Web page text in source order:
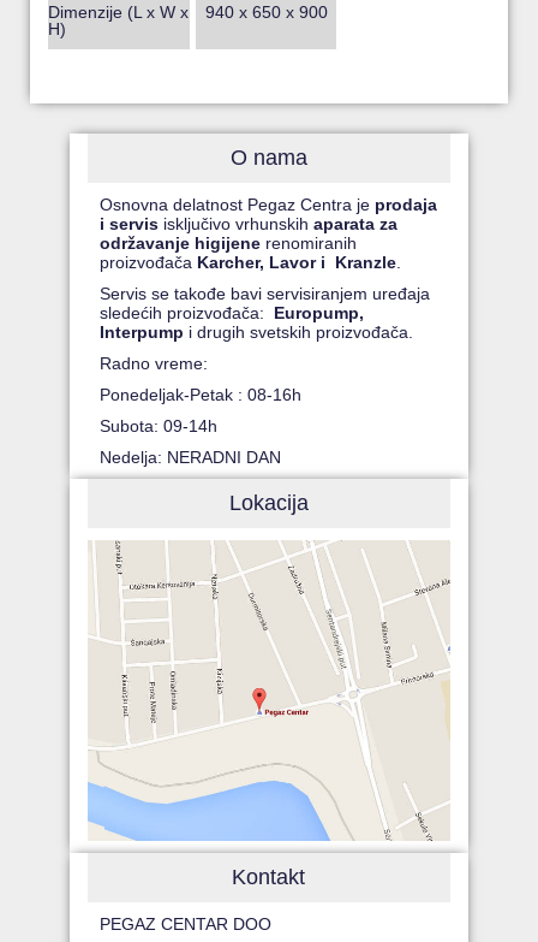
Dimenzije (L x W x
H)
940 x 650 x 900
O nama
Osnovna delatnost Pegaz Centra je prodaja
i servis isključivo vrhunskihaparata za
održavanje higijene renomiranih
proizvođača Karcher, Lavor i Kranzle.
Servis se takođe bavi servisiranjem uređaja
sledećih proizvođača: Europump,
Interpump i drugih svetskih proizvođača.
Radno vreme:
Ponedeljak-Petak : 08-16h
Subota: 09-14h
Nedelja: NERADNI DAN
Lokacija
Kontakt
PEGAZ CENTAR DOO